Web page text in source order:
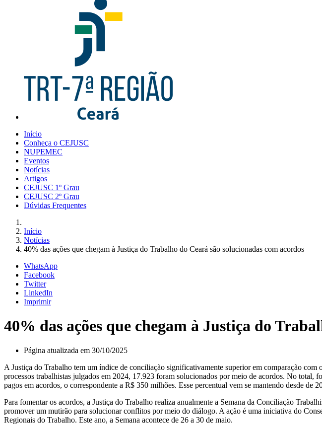
Início
Conheça o CEJUSC
NUPEMEC
Eventos
Notícias
Artigos
CEJUSC 1º Grau
CEJUSC 2º Grau
Dúvidas Frequentes
Início
Notícias
40% das ações que chegam à Justiça do Trabalho do Ceará são solucionadas com acordos
WhatsApp
Facebook
Twitter
LinkedIn
Imprimir
40% das ações que chegam à Justiça do
Página atualizada em 30/10/2025
A Justiça do Trabalho tem um índice de conciliação significativamente superior em comparação
processos trabalhistas julgados em 2024, 17.923 foram solucionados por meio de acordos. No
pagos em acordos, o correspondente a R$ 350 milhões. Esse percentual vem se mantendo desde de
Para fomentar os acordos, a Justiça do Trabalho realiza anualmente a Semana da Conciliação
promover um mutirão para solucionar conflitos por meio do diálogo. A ação é uma iniciativa do
Regionais do Trabalho. Este ano, a Semana acontece de 26 a 30 de maio.